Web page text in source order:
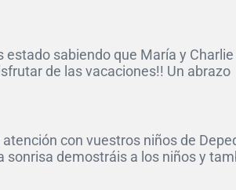
sabiendo que María y
de las vacaciones!! Un abrazo
con vuestros niños de
demostráis a los niños y